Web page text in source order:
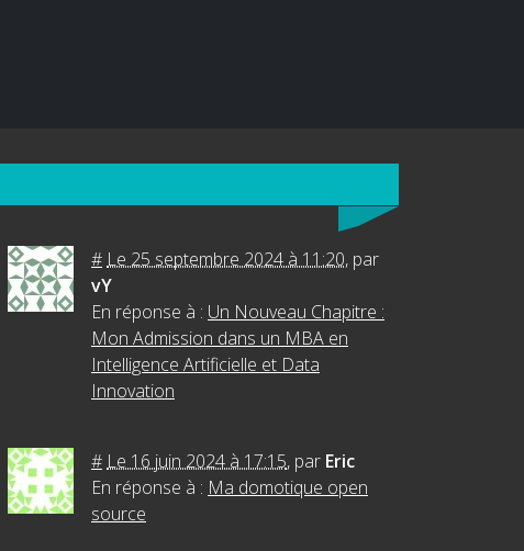
# Le 25 septembre 2024 à 11:20, par
vY
En réponse à : Un Nouveau Chapitre :
Mon Admission dans un MBA en
Intelligence Artificielle et Data
Innovation
# Le 16 juin 2024 à 17:15, par Eric
En réponse à : Ma domotique open
source